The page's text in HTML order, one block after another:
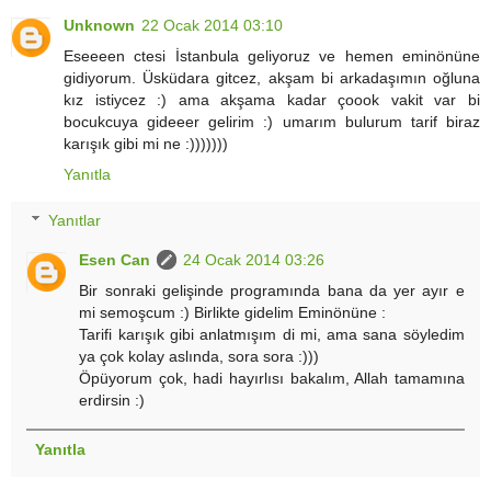
Unknown 22 Ocak 2014 03:10
Eseeeen ctesi İstanbula geliyoruz ve hemen eminönüne
gidiyorum. Üsküdara gitcez, akşam bi arkadaşımın oğluna
kız istiycez :) ama akşama kadar çoook vakit var bi
bocukcuya gideeer gelirim :) umarım bulurum tarif biraz
karışık gibi mi ne :)))))))
Yanıtla
Yanıtlar
Esen Can
24 Ocak 2014 03:26
Bir sonraki gelişinde programında bana da yer ayır e
mi semoşcum :) Birlikte gidelim Eminönüne :
Tarifi karışık gibi anlatmışım di mi, ama sana söyledim
ya çok kolay aslında, sora sora :)))
Öpüyorum çok, hadi hayırlısı bakalım, Allah tamamına
erdirsin :)
Yanıtla